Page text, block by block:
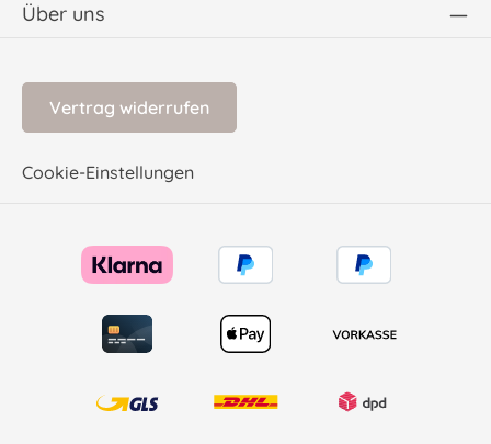
Über uns
Vertrag widerrufen
Cookie-Einstellungen